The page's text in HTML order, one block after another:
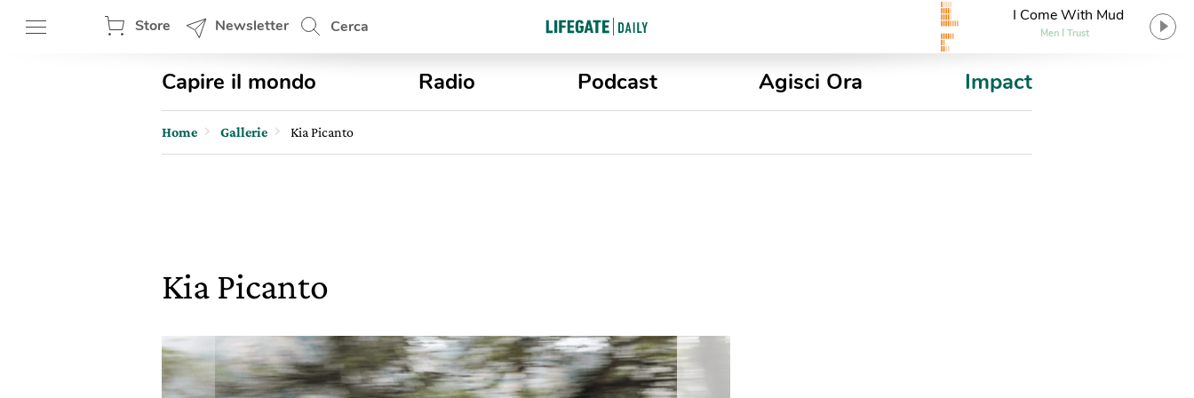
Store Newsletter Cerca
I Come With Mud
Men I Trust
Capire il mondo Radio Podcast Agisci Ora Impact
Home Gallerie Kia Picanto
Kia Picanto